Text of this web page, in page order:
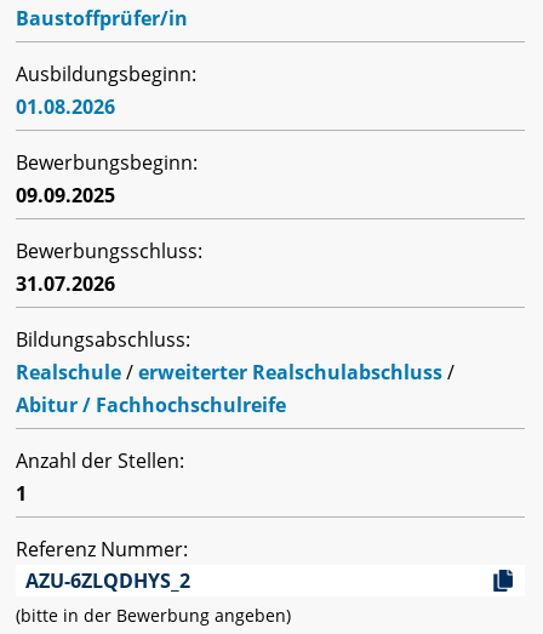
Baustoffprüfer/in
Ausbildungsbeginn:
01.08.2026
Bewerbungsbeginn:
09.09.2025
Bewerbungsschluss:
31.07.2026
Bildungsabschluss:
Realschule/erweiterter Realschulabschluss/
Abitur / Fachhochschulreife
Anzahl der Stellen:
1
Referenz Nummer:
AZU-6ZLQDHYS_2
(bitte in der Bewerbung angeben)